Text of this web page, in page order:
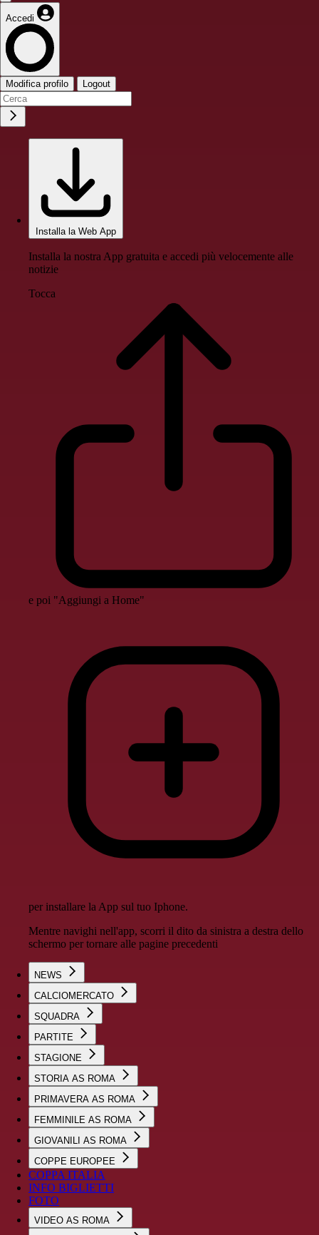
Accedi
Modifica profilo Logout
Installa la Web App
Installa la nostra App gratuita e accedi più velocemente alle
notizie
Tocca
e poi "Aggiungi a Home"
per installare la App sul tuo Iphone.
Mentre navighi nell'app, scorri il dito da sinistra a destra dello
schermo per tornare alle pagine precedenti
NEWS
CALCIOMERCATO
SQUADRA
PARTITE
STAGIONE
STORIA AS ROMA
PRIMAVERA AS ROMA
FEMMINILE AS ROMA
GIOVANILI AS ROMA
COPPE EUROPEE
COPPA ITALIA
INFO BIGLIETTI
FOTO
VIDEO AS ROMA